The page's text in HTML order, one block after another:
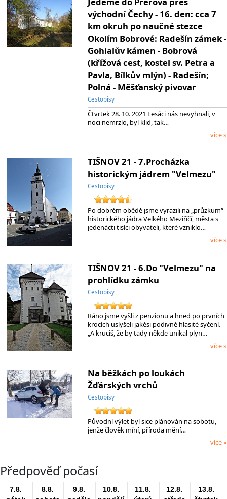
východní Čechy - 16. den: cca 7
km okruh po naučné stezce
Okolím Bobrové: Radešín zámek -
Gohialův kámen - Bobrová
(křížová cest, kostel sv. Petra a
Pavla, Bílkův mlýn) - Radešín;
Polná - Měšťanský pivovar
Cestopisy
Čtvrtek 28. 10. 2021 Lesáci nás nevyhnali, v
noci nemrzlo, byl klid, tak…
více »
TIŠNOV 21 - 7.Procházka
historickým jádrem "Velmezu"
Cestopisy
Po dobrém obědě jsme vyrazili na „průzkum“
historického jádra Velkého Meziříčí, města s
jedenácti tisíci obyvateli, které vzniklo…
více »
TIŠNOV 21 - 6.Do "Velmezu" na
prohlídku zámku
Cestopisy
Ráno jsme vyšli z penzionu a hned po prvních
krocích uslyšeli jakési podivné hlasité syčení.
„A kruciš, že by tady někde unikal plyn…
více »
Na běžkách po loukách
Žďárských vrchů
Cestopisy
Původní výlet byl sice plánován na sobotu,
jenže člověk míní, příroda mění…
více »
Předpověď počasí
7.8.
8.8.
9.8.
10.8.
11.8.
12.8.
13.8.